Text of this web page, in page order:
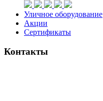
Уличное оборудование
Акции
Сертификаты
Контакты